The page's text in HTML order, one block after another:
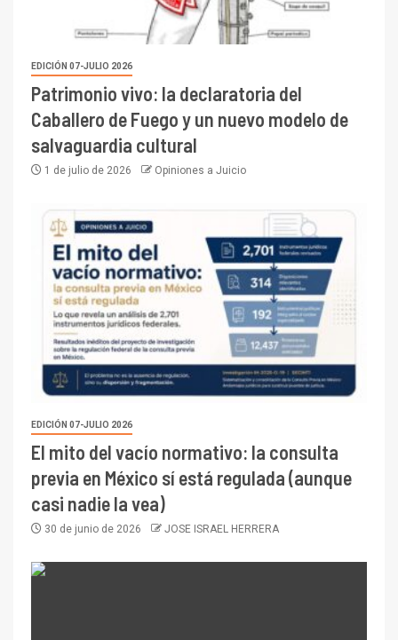
EDICIÓN 07-JULIO 2026
Patrimonio vivo: la declaratoria del
Caballero de Fuego y un nuevo modelo de
salvaguardia cultural
1 de julio de 2026 Opiniones a Juicio
EDICIÓN 07-JULIO 2026
El mito del vacío normativo: la consulta
previa en México sí está regulada (aunque
casi nadie la vea)
30 de junio de 2026 JOSE ISRAEL HERRERA